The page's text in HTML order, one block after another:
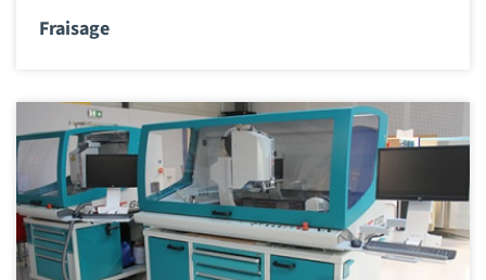
Fraisage